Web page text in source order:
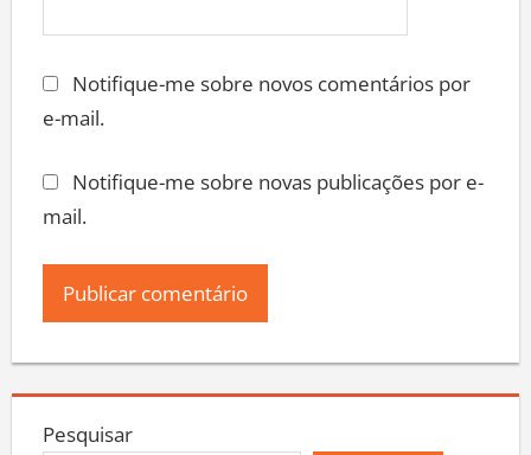
Notifique-me sobre novos comentários por
e-mail.
Notifique-me sobre novas publicações por e-
mail.
Pesquisar